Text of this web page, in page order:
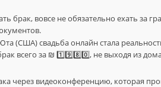
брак, вовсе не обязательно ехать за
(США) свадьба онлайн стала
всего за ₪ 1️⃣9️⃣8️⃣0️⃣, не выходя из
через видеоконференцию, которая